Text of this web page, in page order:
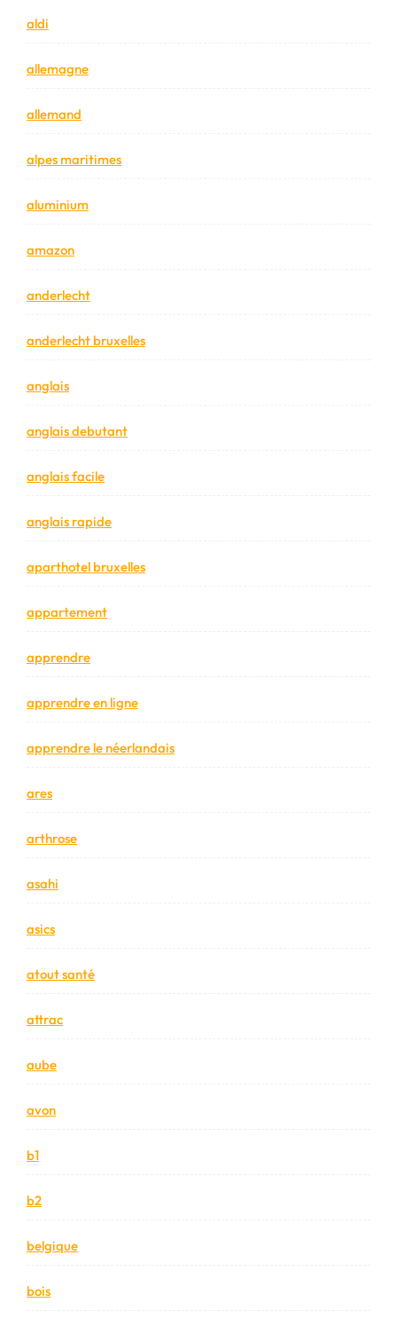
aldi
allemagne
allemand
alpes maritimes
aluminium
amazon
anderlecht
anderlecht bruxelles
anglais
anglais debutant
anglais facile
anglais rapide
aparthotel bruxelles
appartement
apprendre
apprendre en ligne
apprendre le néerlandais
ares
arthrose
asahi
asics
atout santé
attrac
aube
avon
b1
b2
belgique
bois